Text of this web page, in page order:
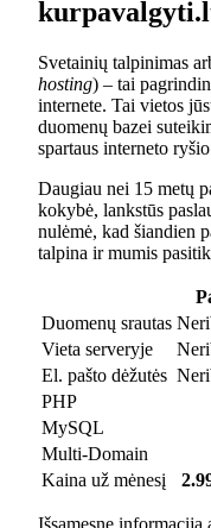
Svetainių talpinimas
hosting) – tai
internete. Tai vietos
duomenų bazei
spartaus interneto
Daugiau nei 15 metų
kokybė, lankstūs
nulėmė, kad šiandien
talpina ir mumis
Duomenų srautas
Vieta serveryje
El. pašto dėžutės
PHP
MySQL
Multi-Domain
Kaina už mėnesį
Išsamesnę informaciją